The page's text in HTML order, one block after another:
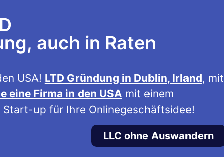
auch in Raten
USA! LTD Gründung in Dublin, Irland, mit
eine Firma in den USA mit einem
up für Ihre Onlinegeschäftsidee!
LLC ohne Auswandern